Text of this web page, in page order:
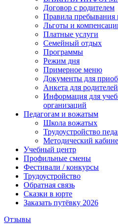
Договор с родителем
Правила
Льготы и
Платные услуги
Семейный отдых
Программы
Режим дня
Примерное меню
Документы для
Анкета для родителей
Информация для
организаций
Педагогам и вожатым
Школа вожатых
Трудоустройство
Методический
Учебный центр
Профильные смены
Фестивали / конкурсы
Трудоустройство
Обратная связь
Сказки в юрте
Заказать путёвку 2026
Отзывы